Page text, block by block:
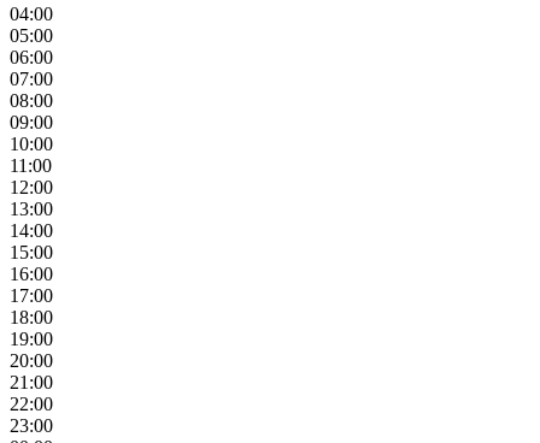
04:00
05:00
06:00
07:00
08:00
09:00
10:00
11:00
12:00
13:00
14:00
15:00
16:00
17:00
18:00
19:00
20:00
21:00
22:00
23:00